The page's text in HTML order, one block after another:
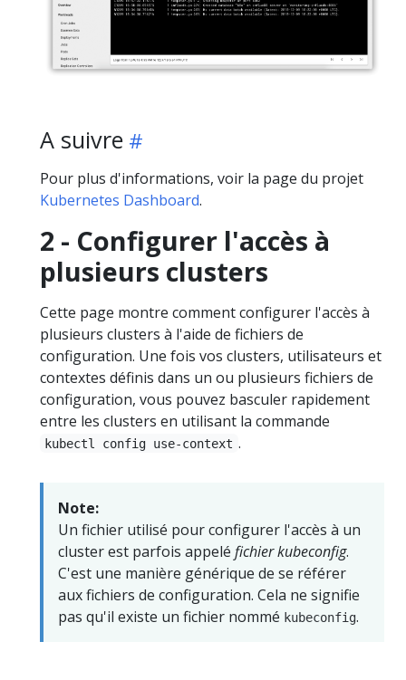
A suivre
Pour plus d'informations, voir la page du projet
Kubernetes Dashboard.
2 - Configurer l'accès à
plusieurs clusters
Cette page montre comment configurer l'accès à
plusieurs clusters à l'aide de fichiers de
configuration. Une fois vos clusters, utilisateurs et
contextes définis dans un ou plusieurs fichiers de
configuration, vous pouvez basculer rapidement
entre les clusters en utilisant la commande
kubectl config use-context .
Note:
Un fichier utilisé pour configurer l'accès à un
cluster est parfois appelé fichier kubeconfig.
C'est une manière générique de se référer
aux fichiers de configuration. Cela ne signifie
pas qu'il existe un fichier nommé kubeconfig.